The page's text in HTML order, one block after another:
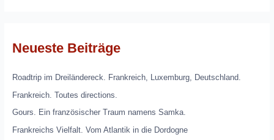
Neueste Beiträge
Roadtrip im Dreiländereck. Frankreich, Luxemburg, Deutschland.
Frankreich. Toutes directions.
Gours. Ein französischer Traum namens Samka.
Frankreichs Vielfalt. Vom Atlantik in die Dordogne